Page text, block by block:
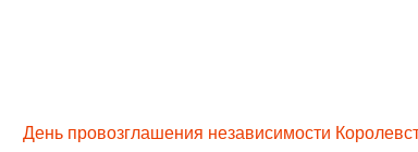
День провозглашения независимости